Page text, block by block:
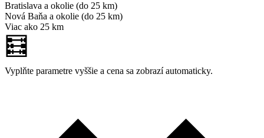
Bratislava a okolie (do 25 km)
Nová Baňa a okolie (do 25 km)
Viac ako 25 km
🧮
Vyplňte parametre vyššie a cena sa zobrazí automaticky.